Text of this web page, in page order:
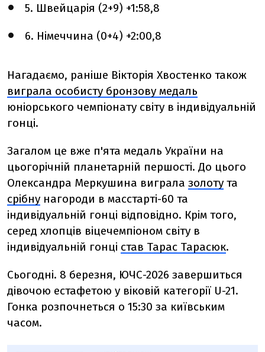
5. Швейцарія (2+9) +1:58,8
6. Німеччина (0+4) +2:00,8
Нагадаємо, раніше Вікторія Хвостенко також
виграла особисту бронзову медаль
юніорського чемпіонату світу в індивідуальній
гонці.
Загалом це вже п'ята медаль України на
цьогорічній планетарній першості. До цього
Олександра Меркушина виграла золоту та
срібну нагороди в масстарті-60 та
індивідуальній гонці відповідно. Крім того,
серед хлопців віцечемпіоном світу в
індивідуальній гонці став Тарас Тарасюк.
Сьогодні. 8 березня, ЮЧС-2026 завершиться
дівочою естафетою у віковій категорії U-21.
Гонка розпочнеться о 15:30 за київським
часом.